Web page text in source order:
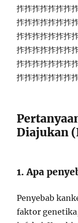
拃拃拃拃拃拃拃
拃拃拃拃拃拃拃
拃拃拃拃拃拃拃
拃拃拃拃拃拃拃
拃拃拃拃拃拃拃
拃拃拃拃拃拃拃
Diajukan
1. Apa
Penyebab
faktor